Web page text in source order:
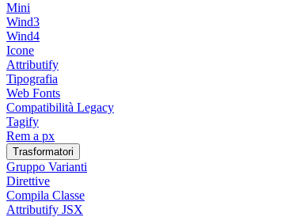
Mini
Wind3
Wind4
Icone
Attributify
Tipografia
Web Fonts
Compatibilità Legacy
Tagify
Rem a px
Trasformatori
Gruppo Varianti
Direttive
Compila Classe
Attributify JSX